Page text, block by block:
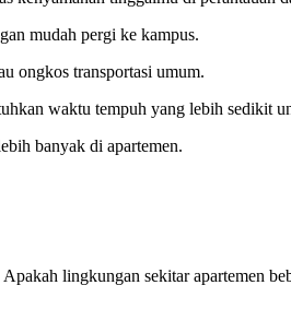
mudah pergi ke kampus.
ongkos transportasi umum.
waktu tempuh yang lebih sedikit
banyak di apartemen.
lingkungan sekitar apartemen